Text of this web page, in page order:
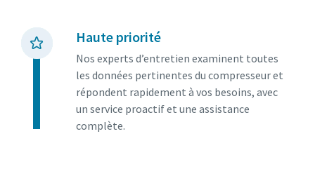
Tout ce que vous devez savoir sur votre
processus de transport pneumatique
Découvrez comment créer un processus de transport
Haute priorité
Nos experts d’entretien examinent toutes
les données pertinentes du compresseur et
répondent rapidement à vos besoins, avec
un service proactif et une assistance
complète.